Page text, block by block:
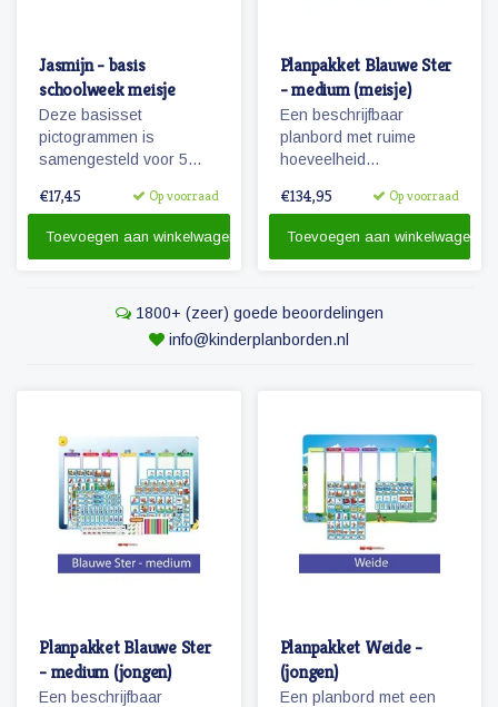
Jasmijn - basis
schoolweek meisje
Deze basisset
pictogrammen is
samengesteld voor 5
hoofdactiviteiten van /
schoolweek)
€17,45 Op voorraad
Toevoegen aan winkelwagen
Planpakket Blauwe Ster
- medium (meisje)
Een beschrijfbaar
planbord met ruime
hoeveelheid
pictogrammen voor een
Herkenbaarheid van de
€134,95 Op voorraad
Toevoegen aan winkelwagen
1800+ (zeer) goede beoordelingen
info@kinderplanborden.nl
Planpakket Blauwe Ster
- medium (jongen)
Een beschrijfbaar
Planpakket Weide -
(jongen)
Een planbord met een